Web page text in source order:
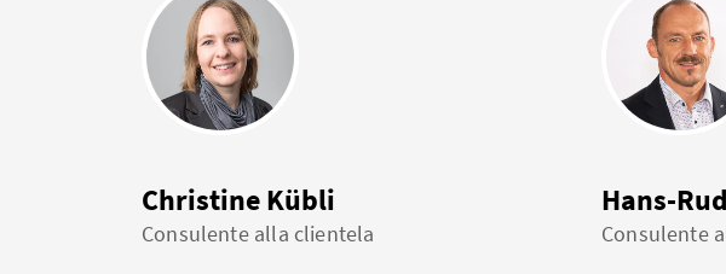
Christine Kübli
Consulente alla clientela
Hans-
Consulente